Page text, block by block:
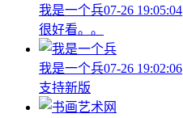
我是一个兵07-26 19:05:04
很好看。。
我是一个兵07-26 19:02:06
支持新版